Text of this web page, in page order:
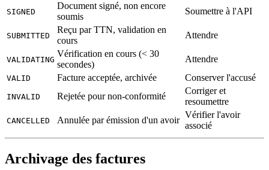
SIGNED
Document signé, non encore
soumis
Soumettre à l'API
SUBMITTED
Reçu par TTN, validation en
cours
Attendre
VALIDATING
Vérification en cours (< 30
secondes)
Attendre
VALID Facture acceptée, archivée Conserver l'accusé
INVALID Rejetée pour non-conformité
Corriger et
resoumettre
CANCELLED Annulée par émission d'un avoir
Vérifier l'avoir
associé
Archivage des factures